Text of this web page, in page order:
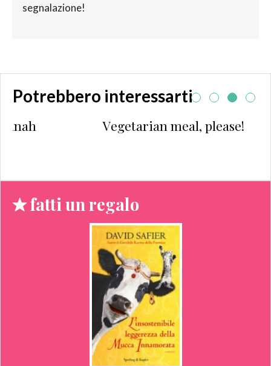
segnalazione!
Potrebbero interessarti
Vegetarian meal, please!
fatti un regalo